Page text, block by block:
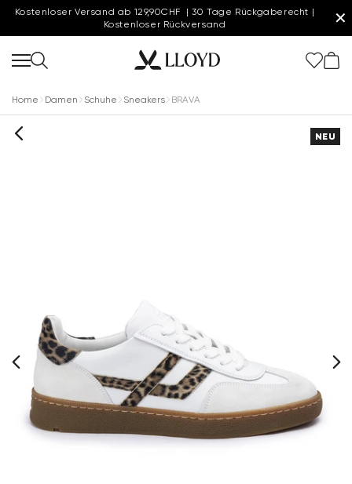
Kostenloser Versand ab 129,90CHF | 30 Tage Rückgaberecht |
Kostenloser Rückversand
✕
Home Damen Schuhe Sneakers BRAVA
NEU